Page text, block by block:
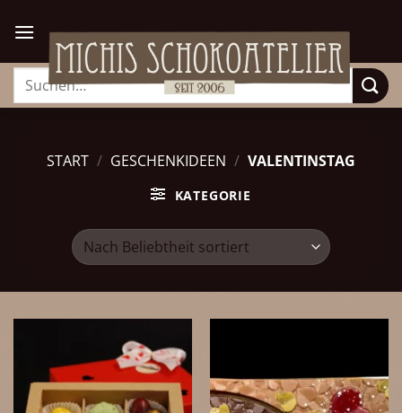
Inhalt
Suchen
START / GESCHENKIDEEN / VALENTINSTAG